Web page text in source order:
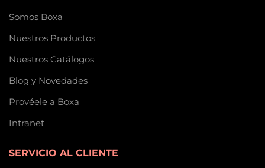
Somos Boxa
Nuestros Productos
Nuestros Catálogos
Blog y Novedades
Provéele a Boxa
Intranet
SERVICIO AL CLIENTE